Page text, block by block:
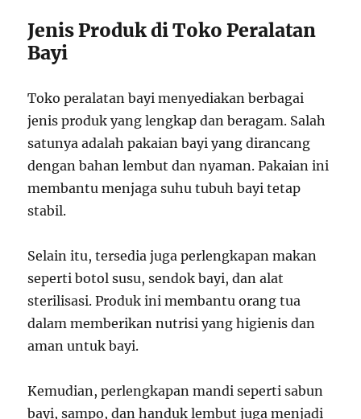
Jenis Produk di Toko Peralatan
Bayi
Toko peralatan bayi menyediakan berbagai
jenis produk yang lengkap dan beragam. Salah
satunya adalah pakaian bayi yang dirancang
dengan bahan lembut dan nyaman. Pakaian ini
membantu menjaga suhu tubuh bayi tetap
stabil.
Selain itu, tersedia juga perlengkapan makan
seperti botol susu, sendok bayi, dan alat
sterilisasi. Produk ini membantu orang tua
dalam memberikan nutrisi yang higienis dan
aman untuk bayi.
Kemudian, perlengkapan mandi seperti sabun
bayi, sampo, dan handuk lembut juga menjadi